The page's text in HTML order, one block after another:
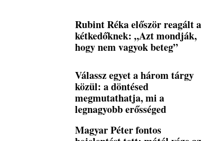
Rubint Réka először reagált a
kétkedőknek: „Azt mondják,
hogy nem vagyok beteg”
Válassz egyet a három tárgy
közül: a döntésed
megmutathatja, mi a
legnagyobb erősséged
Magyar Péter fontos